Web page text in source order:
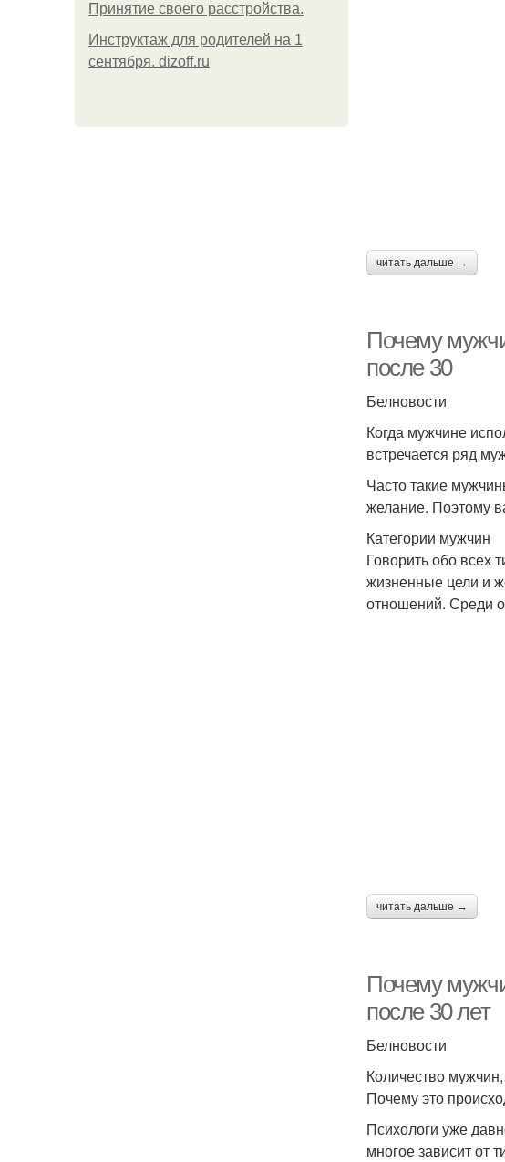
Принятие своего расстройства.
Инструктаж для родителей на 1
сентября. dizoff.ru
читать дальше →
Почему
после 30
Белновости
Когда мужчине
встречается ряд
Часто такие
желание. Поэтому
Категории мужчин
Говорить обо всех
жизненные цели и
отношений. Среди
читать дальше →
Почему
после 30 лет
Белновости
Количество
Почему это
Психологи уже
многое зависит от